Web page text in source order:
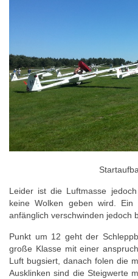
Leider ist die Luftmasse
keine Wolken geben wird.
anfänglich verschwinden jedoch
Punkt um 12 geht der
große Klasse mit einer
Luft bugsiert, danach folen die
Ausklinken sind die Steigwerte